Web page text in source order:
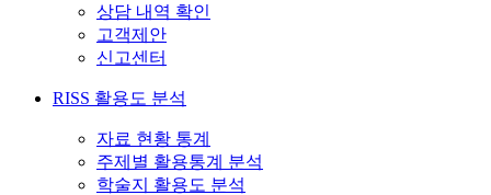
상담 내역 확인
고객제안
신고센터
RISS 활용도 분석
자료 현황 통계
주제별 활용통계 분석
학술지 활용도 분석